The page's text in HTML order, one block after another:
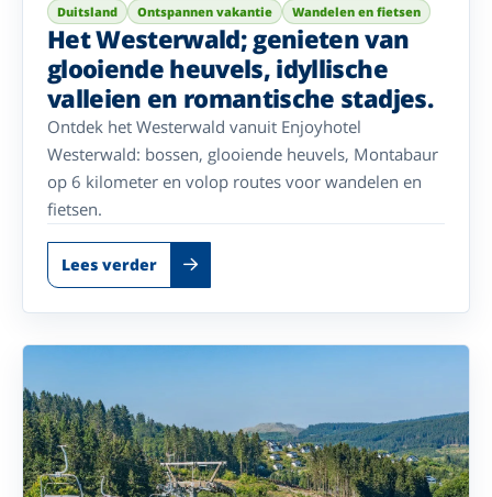
Duitsland Ontspannen vakantie Wandelen en fietsen
Het Westerwald; genieten van
glooiende heuvels, idyllische
valleien en romantische stadjes.
Ontdek het Westerwald vanuit Enjoyhotel
Westerwald: bossen, glooiende heuvels, Montabaur
op 6 kilometer en volop routes voor wandelen en
fietsen.
Lees verder